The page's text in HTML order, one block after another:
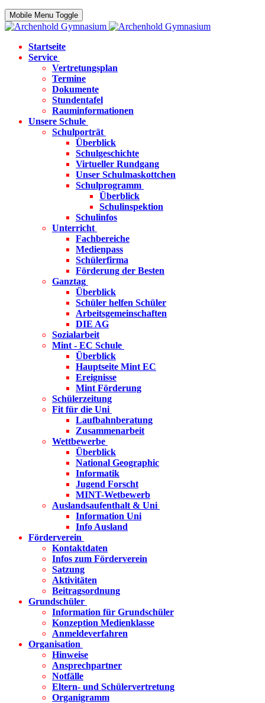
Mobile Menu Toggle
Startseite
Service
Vertretungsplan
Termine
Dokumente
Stundentafel
Rauminformationen
Unsere Schule
Schulporträt
Überblick
Schulgeschichte
Virtueller Rundgang
Unser Schulmaskottchen
Schulprogramm
Überblick
Schulinspektion
Schulinfos
Unterricht
Fachbereiche
Medienpass
Schülerfirma
Förderung der Besten
Ganztag
Überblick
Schüler helfen Schüler
Arbeitsgemeinschaften
DIE AG
Sozialarbeit
Mint - EC Schule
Überblick
Hauptseite Mint EC
Ereignisse
Mint Förderung
Schülerzeitung
Fit für die Uni
Laufbahnberatung
Zusammenarbeit
Wettbewerbe
Überblick
National Geographic
Informatik
Jugend Forscht
MINT-Wetbewerb
Auslandsaufenthalt & Uni
Information Uni
Info Ausland
Förderverein
Kontaktdaten
Infos zum Förderverein
Satzung
Aktivitäten
Beitragsordnung
Grundschüler
Information für Grundschüler
Konzeption Medienklasse
Anmeldeverfahren
Organisation
Hinweise
Ansprechpartner
Notfälle
Eltern- und Schülervertretung
Organigramm